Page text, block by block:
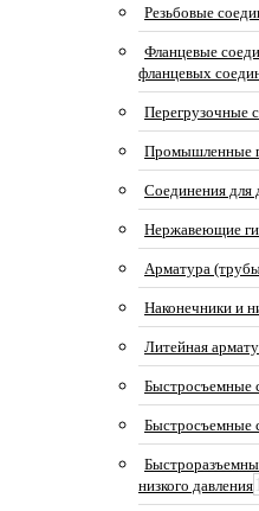
Резьбовые
Фланцевые
фланцевых
Перегрузочные
Промышленные
Соединения для
Нержавеющие
Арматура
Наконечники и
Литейная
Быстросъемные
Быстросъемные
низкого давления